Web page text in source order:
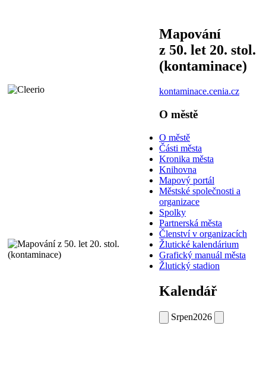
Mapování
z 50. let 20. stol.
(kontaminace)
kontaminace.cenia.cz
O městě
O městě
Části města
Kronika města
Knihovna
Mapový portál
Městské společnosti a
organizace
Spolky
Partnerská města
Členství v organizacích
Žlutické kalendárium
Grafický manuál města
Žlutický stadion
Kalendář
Srpen2026